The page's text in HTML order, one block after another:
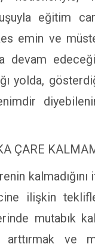
eğitim
emin ve
devam
yolda,
ÇARE
ilişkin
mutabık
arttırmak ve